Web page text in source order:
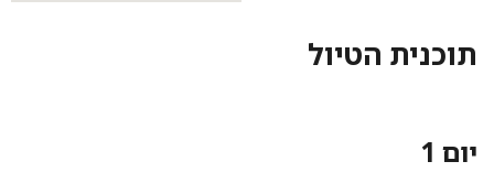
תוכנית הטיול
יום 1